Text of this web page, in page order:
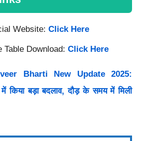
Website: Click Here
Table Download: Click Here
Bharti New Update 2025:
में किया बड़ा बदलाव, दौड़ के समय में मिली